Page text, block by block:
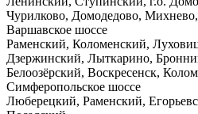
Чурилково, Домодедово,
Варшавское шоссе
Раменский, Коломенский,
Дзержинский, Лыткарино,
Белоозёрский, Воскресенск,
Симферопольское шоссе
Люберецкий, Раменский,